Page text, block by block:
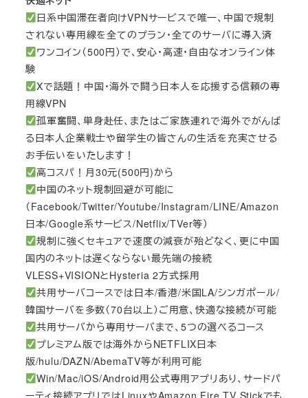
日系中国滞在者向けVPNサービスで唯一、中国で規制
されない専用線を全てのプラン・全てのサーバに導入済
ワンコイン（500円）で、安心・高速・自由なオンライン体
験
Xで話題！中国・海外で闘う日本人を応援する信頼の専
用線VPN
孤軍奮闘、単身赴任、またはご家族連れで海外でがんば
る日本人企業戦士や留学生の皆さんの生活を充実させる
お手伝いをいたします！
高コスパ！月30元(500円)から
中国のネット規制回避が可能に
（Facebook/Twitter/Youtube/Instagram/LINE/Amazon
日本/Google系サービス/Netflix/TVer等）
規制に強くセキュアで速度の減衰が殆どなく、更に中国
国内のネットは遅くならない最先端の接続
VLESS+VISIONとHysteria 2方式採用
共用サーバコースでは日本/香港/米国LA/シンガポール/
韓国サーバを多数（70台以上）ご用意、快適な接続が可能
共用サーバから専用サーバまで、5つの選べるコース
プレミアム版では海外からNETFLIX日本
版/hulu/DAZN/AbemaTV等が利用可能
Win/Mac/iOS/Android用公式専用アプリあり、サードパ